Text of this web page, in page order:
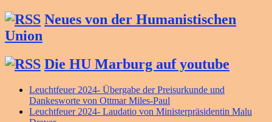
Neues von der Humanistischen
Union
Die HU Marburg auf youtube
Leuchtfeuer 2024- Übergabe der Preisurkunde und
Dankesworte von Ottmar Miles-Paul
Leuchtfeuer 2024- Laudatio von Ministerpräsidentin Malu